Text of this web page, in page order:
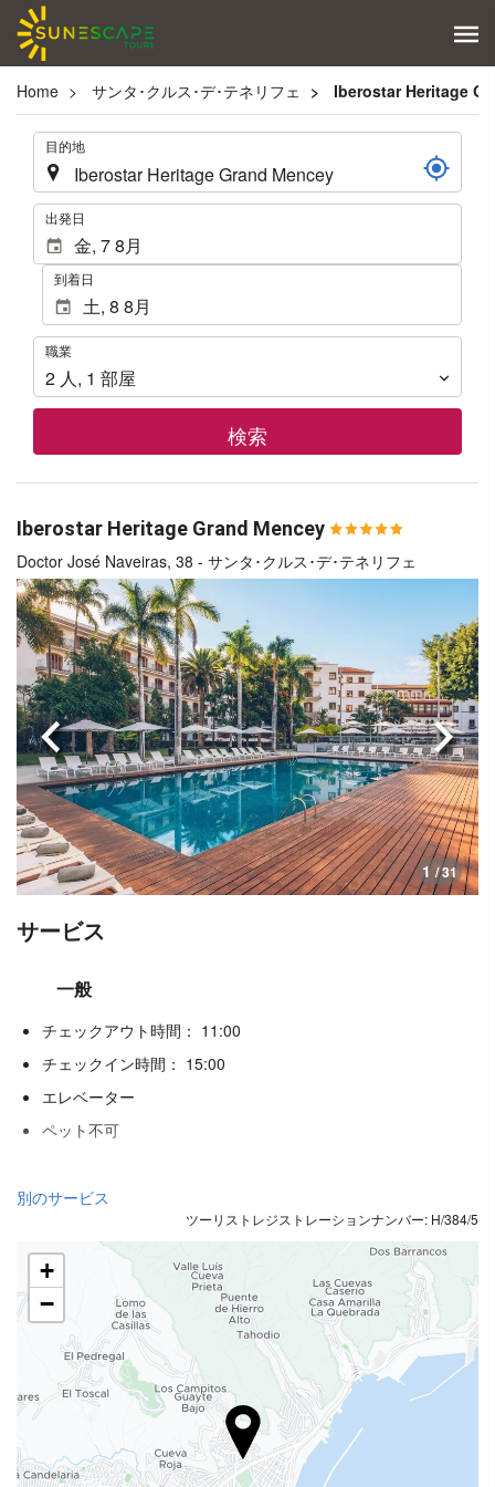
Home サンタ･クルス･デ･テネリフェ Iberostar Heritage
. 目的地
. 出発日
到着日
職
業
職業
2 人, 1 部屋
検索
Iberostar Heritage Grand Mencey
Doctor José Naveiras, 38 - サンタ･クルス･デ･テネリフェ
1 / 31
前へ 次へ
サービス
一般
チェックアウト時間： 11:00
チェックイン時間： 15:00
エレベーター
ペット不可
ウェルネス
トルコ式バス/スチームバス
サウナ
ジム
レセプションサービス
24時間対応フロント
荷物預かり
別のサービス
ツーリストレジストレーションナンバー: H/384/5
+
−